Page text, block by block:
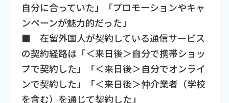
自分に合っていた」「プロモーションやキャ
ンペーンが魅力的だった」
■ 在留外国人が契約している通信サービス
の契約経路は「＜来日後＞自分で携帯ショッ
プで契約した」「＜来日後＞自分でオンライ
ンで契約した」「＜来日後＞仲介業者（学校
を含む）を通じて契約した」